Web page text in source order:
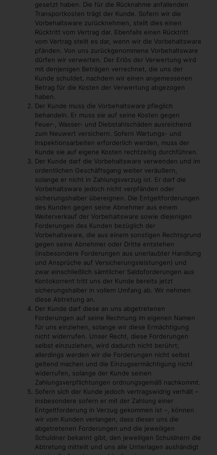
gesetzt haben. Die für die Rücknahme anfallenden
Transportkosten trägt der Kunde. Sofern wir die
Vorbehaltsware zurücknehmen, stellt dies einen
Rücktritt vom Vertrag dar. Ebenfalls einen Rücktritt
vom Vertrag stellt es dar, wenn wir die Vorbehaltsware
pfänden. Von uns zurückgenommene Vorbehaltsware
dürfen wir verwerten. Der Erlös der Verwertung wird
mit denjenigen Beträgen verrechnet, die uns der
Kunde schuldet, nachdem wir einen angemessenen
Betrag für die Kosten der Verwertung abgezogen
haben.
Der Kunde muss die Vorbehaltsware pfleglich
behandeln. Er muss sie auf seine Kosten gegen
Feuer-, Wasser- und Diebstahlschäden ausreichend
zum Neuwert versichern. Sofern Wartungs- und
Inspektionsarbeiten erforderlich werden, muss der
Kunde sie auf eigene Kosten rechtzeitig durchführen.
Der Kunde darf die Vorbehaltsware verwenden und im
ordentlichen Geschäftsgang weiter veräußern,
solange er nicht in Zahlungsverzug ist. Er darf die
Vorbehaltsware jedoch nicht verpfänden oder
sicherungshalber übereignen. Die Entgeltforderungen
des Kunden gegen seine Abnehmer aus einem
Weiterverkauf der Vorbehaltsware sowie diejenigen
Forderungen des Kunden bezüglich der
Vorbehaltsware, die aus einem sonstigen Rechtsgrund
gegen seine Abnehmer oder Dritte entstehen
(insbesondere Forderungen aus unerlaubter Handlung
und Ansprüche auf Versicherungsleistungen) und
zwar einschließlich sämtlicher Saldoforderungen aus
Kontokorrent tritt uns der Kunde bereits jetzt
sicherungshalber in vollem Umfang ab. Wir nehmen
diese Abtretung an.
Der Kunde darf diese an uns abgetretenen
Forderungen auf seine Rechnung im eigenen Namen
für uns einziehen, solange wir diese Ermächtigung
nicht widerrufen. Unser Recht, diese Forderungen
selbst einzuziehen, wird dadurch nicht berührt;
allerdings werden wir die Forderungen nicht selbst
geltend machen und die Einzugsermächtigung nicht
widerrufen, solange der Kunde seinen
Zahlungsverpflichtungen ordnungsgemäß nachkommt.
Sofern sich der Kunde jedoch vertragswidrig verhält –
insbesondere sofern er mit der Zahlung einer
Entgeltforderung in Verzug gekommen ist –, können
wir vom Kunden verlangen, dass dieser uns die
abgetretenen Forderungen und die jeweiligen
Schuldner bekannt gibt, den jeweiligen Schuldnern die
Abtretung mitteilt und uns alle Unterlagen aushändigt